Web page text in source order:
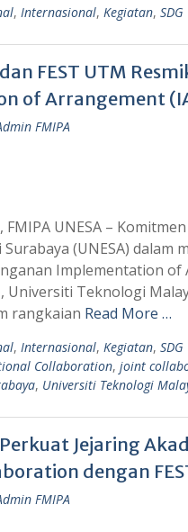
, Internasional, Kegiatan,
dan FEST UTM
of Arrangement
FMIPA
FMIPA UNESA –
(UNESA)
Implementation of
Universiti Teknologi
rangkaian Read More …
, Internasional, Kegiatan,
Collaboration, joint
, Universiti Teknologi
Perkuat Jejaring
dengan
FMIPA